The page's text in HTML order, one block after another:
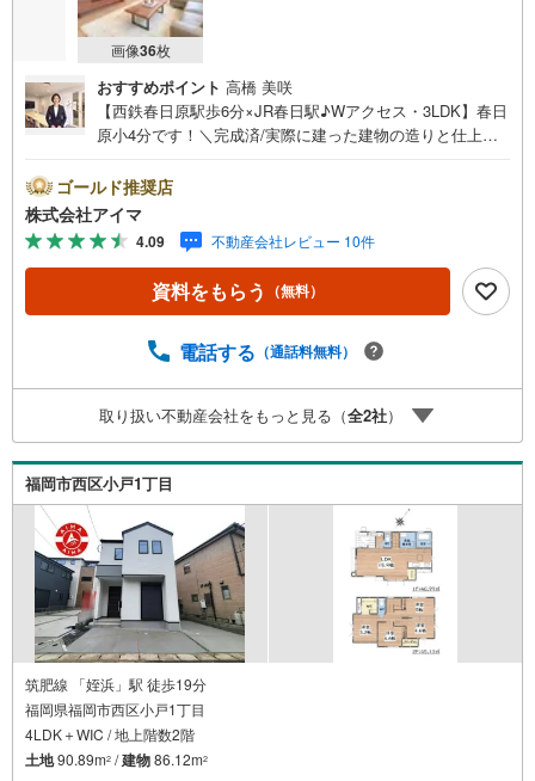
画像36枚
おすすめポイント 高橋 美咲
【西鉄春日原駅歩6分×JR春日駅♪Wアクセス・3LDK】春日
原小4分です！＼完成済/実際に建った建物の造りと仕上が
りは3LDK・LDK18帖以上。土地約29坪・延床約27坪と、暮
らしの広さを数字でご確認いただけます。■省エネ性能光熱
費と快適さに配慮した仕様です。熱を伝えにくい複層ガラ
ス。24時間換気で空気を循環。高効率給湯器エコジョー
ズ。■アイマのサポートアイマは福岡の新築一戸建て・マン
ションの専門店です大手ネット銀行はじめ多数の金融機関
OK/ご自宅・最寄り駅まで送迎無料/オンライン相談OK「見
が難しいと言われた方、転職後で審査にご不安の方もご相
談ください■ご見学についてご見学のご予約は前日までにい
ただければ調整しやすく、当日でも空きがあればご案内で
きます。お子様連れでもどうぞ。現地でご覧いただきたい
点や、周辺の様子についてもその場でご説明いたします
ゴールド推奨店
株式会社アイマ
4.09 不動産会社レビュー 10件
資料をもらう （無料）
電話する （通話料無料）
取り扱い不動産会社をもっと見る（全2社）
福岡市西区小戸1丁目
筑肥線 「姪浜」駅 徒歩19分
福岡県福岡市西区小戸1丁目
4LDK＋WIC / 地上階数2階
土地90.89m2 /建物86.12m2